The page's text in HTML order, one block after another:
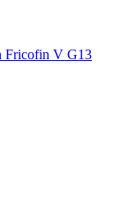
Fricofin V G13